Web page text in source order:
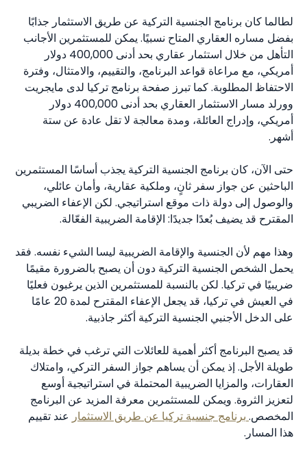
لطالما كان برنامج الجنسية التركية عن طريق الاستثمار جذابًا
بفضل مساره العقاري المتاح نسبيًا. يمكن للمستثمرين الأجانب
التأهل من خلال استثمار عقاري بحد أدنى 400,000 دولار
أمريكي، مع مراعاة قواعد البرنامج، والتقييم، والامتثال، وفترة
الاحتفاظ المطلوبة. كما تبرز صفحة برنامج تركيا لدى مايجريت
وورلد مسار الاستثمار العقاري بحد أدنى 400,000 دولار
أمريكي، وإدراج العائلة، ومدة معالجة لا تقل عادة عن ستة
أشهر.
حتى الآن، كان برنامج الجنسية التركية يجذب أساسًا المستثمرين
الباحثين عن جواز سفر ثانٍ، وملكية عقارية، وأمان عائلي،
والوصول إلى دولة ذات موقع استراتيجي. لكن الإعفاء الضريبي
المقترح قد يضيف بُعدًا جديدًا: الإقامة الضريبية الفعّالة.
وهذا مهم لأن الجنسية والإقامة الضريبية ليسا الشيء نفسه. فقد
يحمل الشخص الجنسية التركية دون أن يصبح بالضرورة مقيمًا
ضريبيًا في تركيا. لكن بالنسبة للمستثمرين الذين يرغبون فعليًا
في العيش في تركيا، قد يجعل الإعفاء المقترح لمدة 20 عامًا
على الدخل الأجنبي الجنسية التركية أكثر جاذبية.
قد يصبح البرنامج أكثر أهمية للعائلات التي ترغب في خطة بديلة
طويلة الأجل. إذ يمكن أن يساهم جواز السفر التركي، وامتلاك
العقارات، والمزايا الضريبية المحتملة في استراتيجية أوسع
لتعزيز الثروة. ويمكن للمستثمرين معرفة المزيد عن البرنامج
المخصص. برنامج جنسية تركيا عن طريق الاستثمار عند تقييم
هذا المسار.